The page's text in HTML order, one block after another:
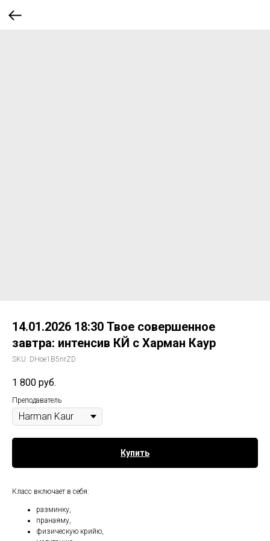
14.01.2026 18:30 Твое совершенное
завтра: интенсив КЙ с Харман Каур
SKU: DHoe1B5nrZD
1 800 руб.
Преподаватель
Купить
Класс включает в себя:
разминку,
пранаяму,
физическую крийю,